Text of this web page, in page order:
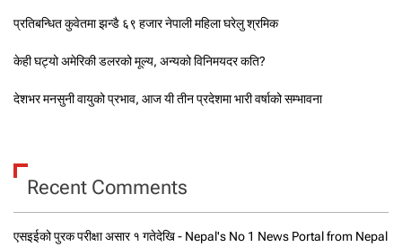
प्रतिबन्धित कुवेतमा झन्डै ६९ हजार नेपाली महिला घरेलु श्रमिक
केही घट्यो अमेरिकी डलरको मूल्य, अन्यको विनिमयदर कति?
देशभर मनसुनी वायुको प्रभाव, आज यी तीन प्रदेशमा भारी वर्षाको सम्भावना
Recent Comments
एसइईको पुरक परीक्षा असार १ गतेदेखि - Nepal's No 1 News Portal from Nepal